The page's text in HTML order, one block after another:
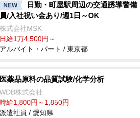
NEW
日勤・町屋駅周辺の交通誘導警備
員/入社祝い金あり/週1日～OK
株式会社MSK
日給1万4,500円～
アルバイト・パート / 東京都
医薬品原料の品質試験/化学分析
WDB株式会社
時給1,800円～1,850円
派遣社員 / 愛知県